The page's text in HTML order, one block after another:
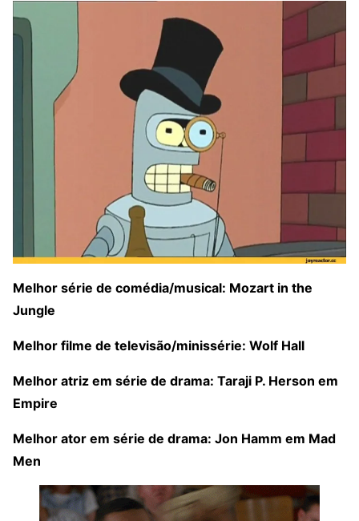
Melhor série de comédia/musical: Mozart in the
Jungle
Melhor filme de televisão/minissérie: Wolf Hall
Melhor atriz em série de drama: Taraji P. Herson em
Empire
Melhor ator em série de drama: Jon Hamm em Mad
Men